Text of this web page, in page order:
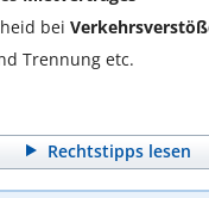
bei
Trennung etc.
Rechtstipps lesen